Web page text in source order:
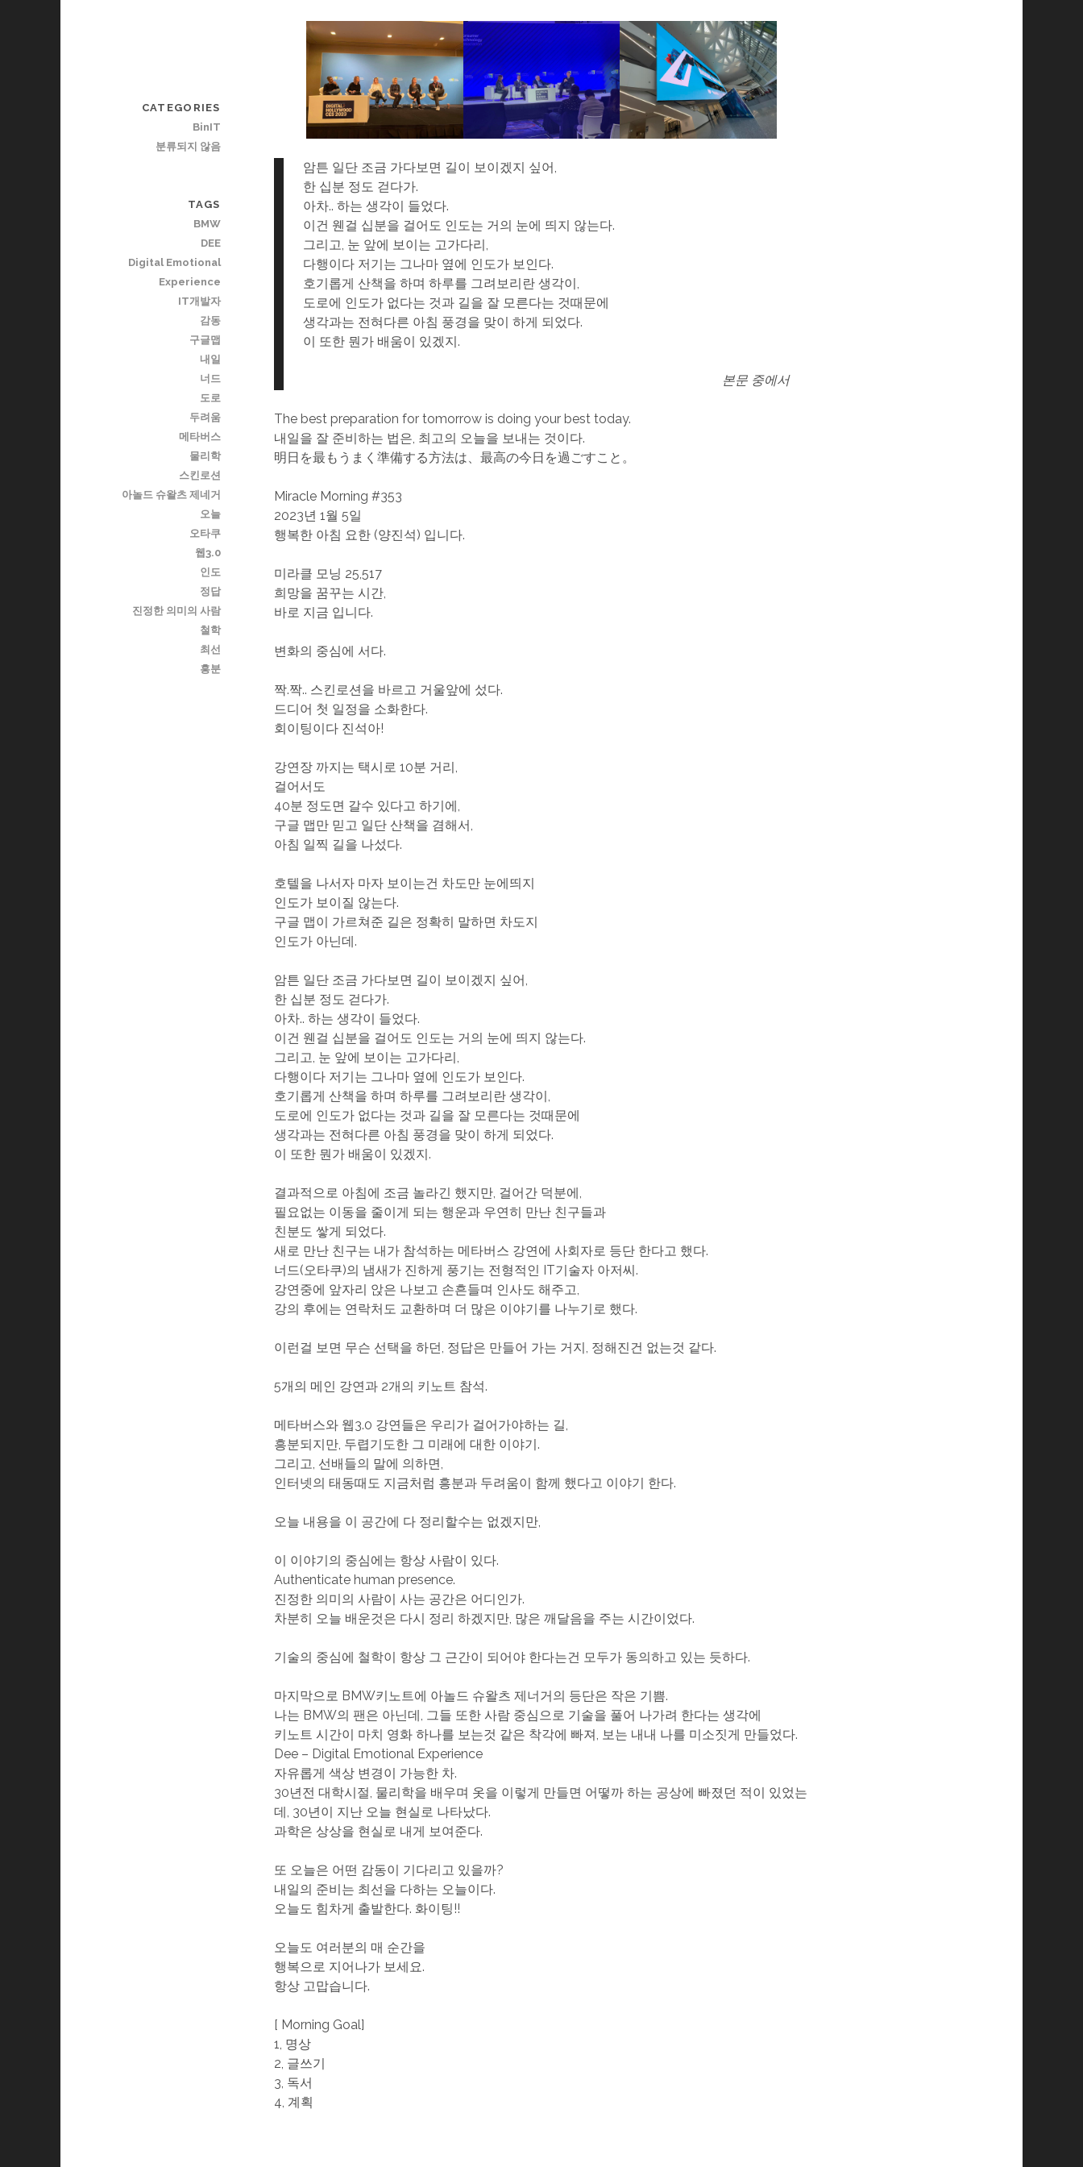
암튼 일단 조금 가다보면 길이 보이겠지 싶어,
한 십분 정도 걷다가.
아차.. 하는 생각이 들었다.
이건 웬걸 십분을 걸어도 인도는 거의 눈에 띄지 않는다.
그리고, 눈 앞에 보이는 고가다리,
다행이다 저기는 그나마 옆에 인도가 보인다.
호기롭게 산책을 하며 하루를 그려보리란 생각이,
도로에 인도가 없다는 것과 길을 잘 모른다는 것때문에
생각과는 전혀다른 아침 풍경을 맞이 하게 되었다.
이 또한 뭔가 배움이 있겠지.
본문 중에서
The best preparation for tomorrow is doing your best today.
내일을 잘 준비하는 법은, 최고의 오늘을 보내는 것이다.
明日を最もうまく準備する方法は、最高の今日を過ごすこと。
Miracle Morning #353
2023년 1월 5일
행복한 아침 요한 (양진석) 입니다.
미라클 모닝 25,517
희망을 꿈꾸는 시간,
바로 지금 입니다.
변화의 중심에 서다.
짝.짝.. 스킨로션을 바르고 거울앞에 섰다.
드디어 첫 일정을 소화한다.
회이팅이다 진석아!
강연장 까지는 택시로 10분 거리,
걸어서도
40분 정도면 갈수 있다고 하기에,
구글 맵만 믿고 일단 산책을 겸해서,
아침 일찍 길을 나섰다.
호텔을 나서자 마자 보이는건 차도만 눈에띄지
인도가 보이질 않는다.
구글 맵이 가르쳐준 길은 정확히 말하면 차도지
인도가 아닌데.
암튼 일단 조금 가다보면 길이 보이겠지 싶어,
한 십분 정도 걷다가.
아차.. 하는 생각이 들었다.
이건 웬걸 십분을 걸어도 인도는 거의 눈에 띄지 않는다.
그리고, 눈 앞에 보이는 고가다리,
다행이다 저기는 그나마 옆에 인도가 보인다.
호기롭게 산책을 하며 하루를 그려보리란 생각이,
도로에 인도가 없다는 것과 길을 잘 모른다는 것때문에
생각과는 전혀다른 아침 풍경을 맞이 하게 되었다.
이 또한 뭔가 배움이 있겠지.
결과적으로 아침에 조금 놀라긴 했지만, 걸어간 덕분에,
필요없는 이동을 줄이게 되는 행운과 우연히 만난 친구들과
친분도 쌓게 되었다.
새로 만난 친구는 내가 참석하는 메타버스 강연에 사회자로 등단 한다고 했다.
너드(오타쿠)의 냄새가 진하게 풍기는 전형적인 IT기술자 아저씨.
강연중에 앞자리 앉은 나보고 손흔들며 인사도 해주고,
강의 후에는 연락처도 교환하며 더 많은 이야기를 나누기로 했다.
이런걸 보면 무슨 선택을 하던, 정답은 만들어 가는 거지, 정해진건 없는것 같다.
5개의 메인 강연과 2개의 키노트 참석.
메타버스와 웹3.0 강연들은 우리가 걸어가야하는 길,
흥분되지만, 두렵기도한 그 미래에 대한 이야기.
그리고, 선배들의 말에 의하면,
인터넷의 태동때도 지금처럼 흥분과 두려움이 함께 했다고 이야기 한다.
오늘 내용을 이 공간에 다 정리할수는 없겠지만,
이 이야기의 중심에는 항상 사람이 있다.
Authenticate human presence.
진정한 의미의 사람이 사는 공간은 어디인가.
차분히 오늘 배운것은 다시 정리 하겠지만, 많은 깨달음을 주는 시간이었다.
기술의 중심에 철학이 항상 그 근간이 되어야 한다는건 모두가 동의하고 있는 듯하다.
마지막으로 BMW키노트에 아놀드 슈왈츠 제너거의 등단은 작은 기쁨.
나는 BMW의 팬은 아닌데, 그들 또한 사람 중심으로 기술을 풀어 나가려 한다는 생각에
키노트 시간이 마치 영화 하나를 보는것 같은 착각에 빠져, 보는 내내 나를 미소짓게 만들었다.
Dee – Digital Emotional Experience
자유롭게 색상 변경이 가능한 차.
30년전 대학시절, 물리학을 배우며 옷을 이렇게 만들면 어떻까 하는 공상에 빠졌던 적이 있었는
데, 30년이 지난 오늘 현실로 나타났다.
과학은 상상을 현실로 내게 보여준다.
또 오늘은 어떤 감동이 기다리고 있을까?
내일의 준비는 최선을 다하는 오늘이다.
오늘도 힘차게 출발한다. 화이팅!!
오늘도 여러분의 매 순간을
행복으로 지어나가 보세요.
항상 고맙습니다.
[ Morning Goal]
1, 명상
2, 글쓰기
3, 독서
4, 계획
CATEGORIES
BinIT
분류되지 않음
TAGS
BMW
DEE
Digital Emotional
Experience
IT개발자
감동
구글맵
내일
너드
도로
두려움
메타버스
물리학
스킨로션
아놀드 슈왈츠 제네거
오늘
오타쿠
웹3.0
인도
정답
진정한 의미의 사람
철학
최선
흥분